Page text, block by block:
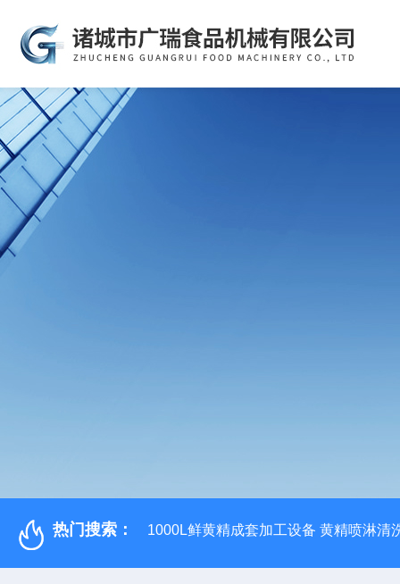
热门搜索： 1000L鲜黄精成套加工设备 黄精喷淋清